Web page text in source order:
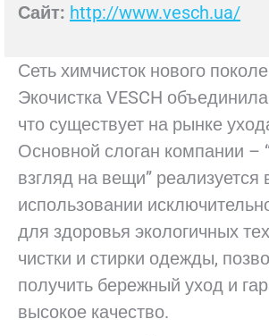
Сайт: http://www.vesch.ua/
Сеть химчисток нового
Экочистка VESCH
что существует на рынке
Основной слоган компании –
взгляд на вещи” реализуется
использовании
для здоровья экологичных
чистки и стирки одежды,
получить бережный уход и
высокое качество.